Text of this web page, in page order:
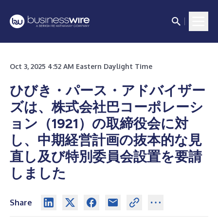
Oct 3, 2025 4:52 AM Eastern Daylight Time
ひびき・パース・アドバイザー
ズは、株式会社巴コーポレーシ
ョン（1921）の取締役会に対
し、中期経営計画の抜本的な見
直し及び特別委員会設置を要請
しました
Share